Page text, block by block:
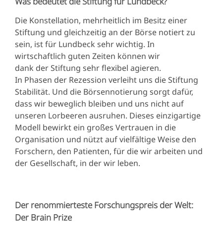
Die Konstellation, mehrheitlich im Besitz einer
Stiftung und gleichzeitig an der Börse notiert zu
sein, ist für Lundbeck sehr wichtig. In
wirtschaftlich guten Zeiten können wir
dank der Stiftung sehr flexibel agieren.
In Phasen der Rezession verleiht uns die Stiftung
Stabilität. Und die Börsennotierung sorgt dafür,
dass wir beweglich bleiben und uns nicht auf
unseren Lorbeeren ausruhen. Dieses einzigartige
Modell bewirkt ein großes Vertrauen in die
Organisation und nützt auf vielfältige Weise den
Forschern, den Patienten, für die wir arbeiten und
der Gesellschaft, in der wir leben.
Der renommierteste Forschungspreis der Welt:
Der Brain Prize